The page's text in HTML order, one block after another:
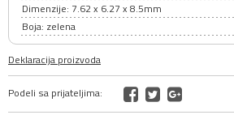
Dimenzije: 7.62 x 6.27 x 8.5mm
Boja: zelena
Deklaracija proizvoda
Podeli sa prijateljima: